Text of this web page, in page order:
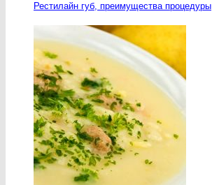
Рестилайн губ, преимущества процедуры